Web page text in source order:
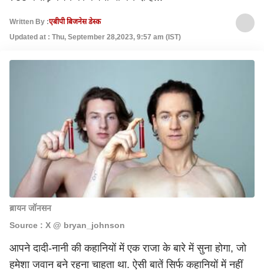
Written By :एबीपी बिजनेस डेस्क
Updated at : Thu, September 28,2023, 9:57 am (IST)
ब्रायन जॉनसन
Source : X @ bryan_johnson
आपने दादी-नानी की कहानियों में एक राजा के बारे में सुना होगा, जो
हमेशा जवान बने रहना चाहता था. ऐसी बातें सिर्फ कहानियों में नहीं